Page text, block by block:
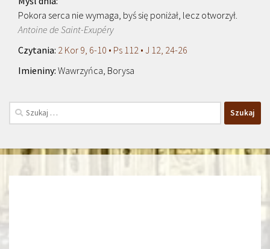
Pokora serca nie wymaga, byś się poniżał, lecz otworzył.
Antoine de Saint-Exupéry
2 Kor 9, 6-10 • Ps 112 • J 12, 24-26
Wawrzyńca, Borysa
Szukaj: